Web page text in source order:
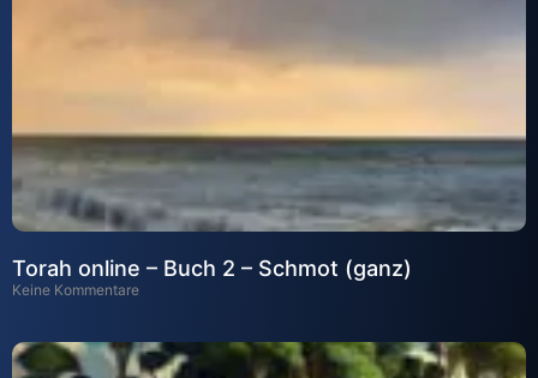
Torah online – Buch 2 – Schmot (ganz)
Keine Kommentare